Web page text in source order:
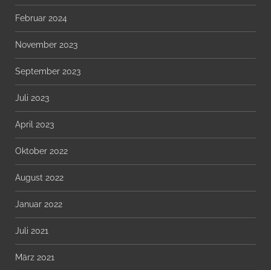
Februar 2024
November 2023
September 2023
Juli 2023
April 2023
Oktober 2022
August 2022
Januar 2022
Juli 2021
März 2021